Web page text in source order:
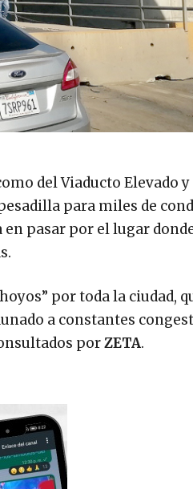
del Viaducto Elevado
para miles de
pasar por el lugar
por toda la ciudad,
a constantes
porZETA.